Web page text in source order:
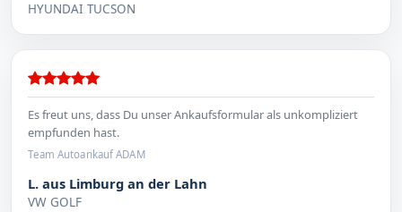
HYUNDAI TUCSON
Es freut uns, dass Du unser Ankaufsformular als unkompliziert
empfunden hast.
Team Autoankauf ADAM
L. aus Limburg an der Lahn
VW GOLF